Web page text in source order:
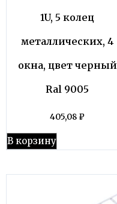
1U, 5 колец
металлических, 4
окна, цвет черный
Ral 9005
405,08 ₽
В корзину